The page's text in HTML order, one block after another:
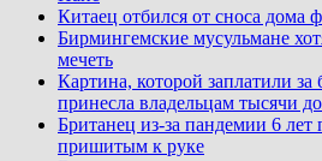
Китаец отбился от сноса дома
Бирмингемские мусульмане
мечеть
Картина, которой заплатили
принесла владельцам тысячи
Британец из-за пандемии 6
пришитым к руке